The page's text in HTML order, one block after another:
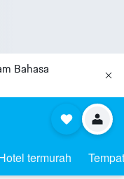
Bahasa
termurah